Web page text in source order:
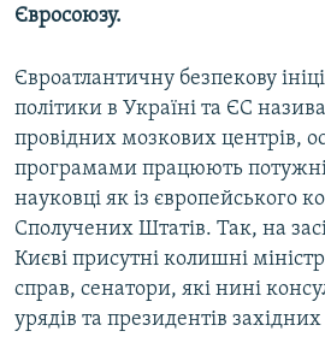
Євросоюзу.
Євроатлантичну безпекову
політики в Україні та ЄС
провідних мозкових центрів,
програмами працюють потужні
науковці як із європейського
Сполучених Штатів. Так, на
Києві присутні колишні
справ, сенатори, які нині
урядів та президентів